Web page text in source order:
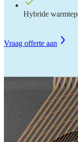
Hybride
Vraag offerte aan